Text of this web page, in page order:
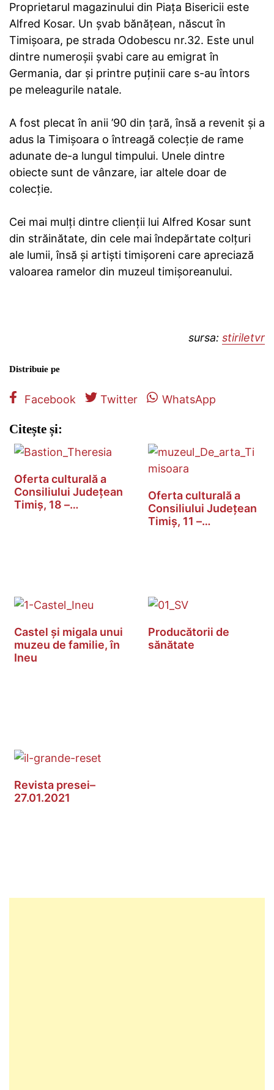
Proprietarul magazinului din Piața Bisericii este
Alfred Kosar. Un şvab bănăţean, născut în
Timişoara, pe strada Odobescu nr.32. Este unul
dintre numeroșii șvabi care au emigrat în
Germania, dar și printre puținii care s-au întors
pe meleagurile natale.
A fost plecat în anii ’90 din ţară, însă a revenit și a
adus la Timişoara o întreagă colecţie de rame
adunate de-a lungul timpului. Unele dintre
obiecte sunt de vânzare, iar altele doar de
colecție.
Cei mai mulți dintre clienții lui Alfred Kosar sunt
din străinătate, din cele mai îndepărtate colțuri
ale lumii, însă și artiști timișoreni care apreciază
valoarea ramelor din muzeul timișoreanului.
sursa: stiriletvr
Distribuie pe
Facebook Twitter WhatsApp
Citește și:
Oferta culturală a
Consiliului Județean
Timiș, 18 –…
Oferta culturală a
Consiliului Județean
Timiș, 11 –…
Castel și migala unui
muzeu de familie, în
Ineu
Producătorii de
sănătate
Revista presei–
27.01.2021